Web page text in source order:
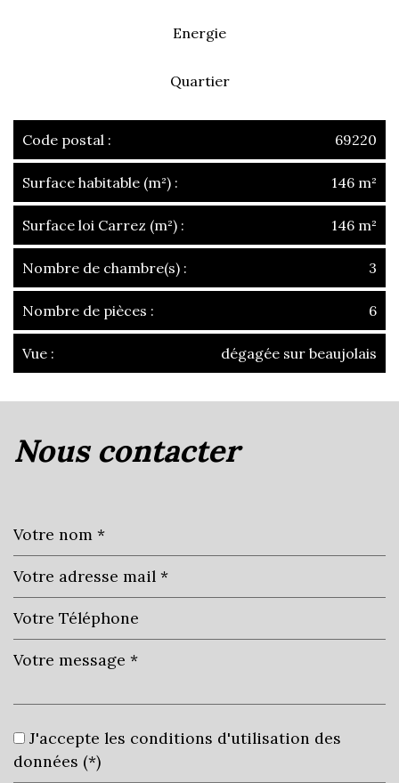
Energie
Quartier
Code postal : 69220
Surface habitable (m²) : 146 m²
Surface loi Carrez (m²) : 146 m²
Nombre de chambre(s) : 3
Nombre de pièces : 6
Vue : dégagée sur beaujolais
+
statistiques
Nombre d'habitants 1 198
nous contacter
J'accepte les conditions d'utilisation des
données (*)